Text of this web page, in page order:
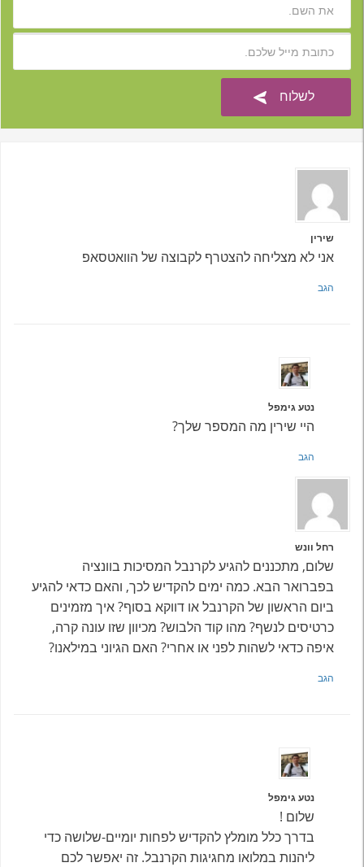
שירין
אני לא מצליחה להצטרף לקבוצה של הוואטסאפ
הגב
נטע גימפל
היי שירין מה המספר שלך?
הגב
רחל וונש
שלום, מתכננים להגיע לקרנבל המסיכות בוונציה
בפברואר הבא. כמה ימים להקדיש לכך, והאם כדאי להגיע
ביום הראשון של הקרנבל או דווקא בסוף? איך מזמינים
כרטיסים לנשף? מהו קוד הלבוש? מכיוון שזו עונה קרה,
איפה כדאי לשהות לפני או אחרי? האם הגיוני במילאנו?
הגב
נטע גימפל
שלום !
בדרך כלל מומלץ להקדיש לפחות יומיים-שלושה כדי
ליהנות במלואו מחגיגות הקרנבל. זה יאפשר לכם